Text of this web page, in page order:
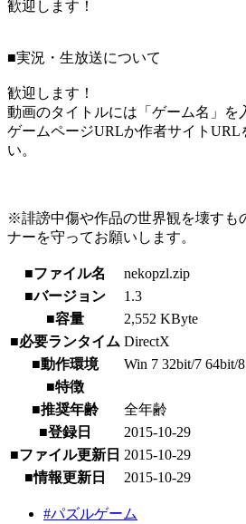
歓迎します！
■実況・生放送について
歓迎します！
動画のタイトルには「ゲーム名」を
ゲームページURLか作者サイトURL
い。
※誹謗中傷や作品の世界観を壊すも
ナーを守ってお願いします。
■ファイル名
nekopzl.zip
■バージョン
1.3
■容量
2,552 KByte
■必要ランタイム DirectX
■動作環境
Win 7 32bit/7 64bit/
■特徴
■推奨年齢
全年齢
■登録日
2015-10-29
■ファイル更新日 2015-10-29
■情報更新日
2015-10-29
#パズルゲーム